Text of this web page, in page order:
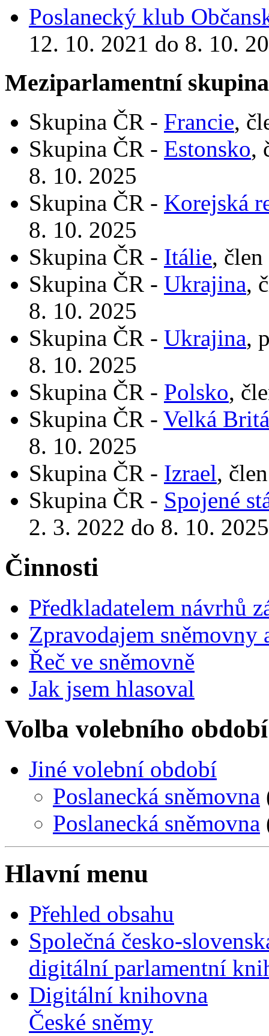
Poslanecký klub
12. 10. 2021 do 8. 10.
Meziparlamentní
Skupina ČR - Francie,
Skupina ČR - Estonsko,
8. 10. 2025
Skupina ČR - Korejská
8. 10. 2025
Skupina ČR - Itálie,
Skupina ČR - Ukrajina,
8. 10. 2025
Skupina ČR - Ukrajina,
8. 10. 2025
Skupina ČR - Polsko,
Skupina ČR - Velká
8. 10. 2025
Skupina ČR - Izrael,
Skupina ČR - Spojené
2. 3. 2022 do 8. 10. 2025
Činnosti
Předkladatelem návrhů
Zpravodajem
Řeč ve sněmovně
Jak jsem hlasoval
Volba volebního období
Jiné volební období
Poslanecká sněmovna
Poslanecká sněmovna
Hlavní menu
Přehled obsahu
Společná česko-
digitální parlamentní
Digitální knihovna
České sněmy